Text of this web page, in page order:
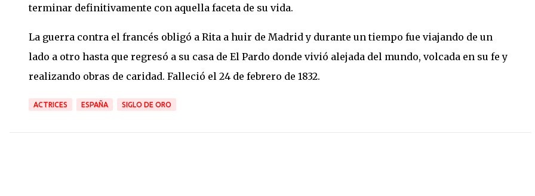
terminar definitivamente con aquella faceta de su vida.
La guerra contra el francés obligó a Rita a huir de Madrid y durante un tiempo fue viajando de un
lado a otro hasta que regresó a su casa de El Pardo donde vivió alejada del mundo, volcada en su fe y
realizando obras de caridad. Falleció el 24 de febrero de 1832.
ACTRICES ESPAÑA SIGLO DE ORO